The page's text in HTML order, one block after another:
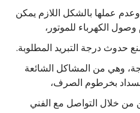
وعدم عملها بالشكل اللازم يمكن
الكهرباء للموتور،
حدوث درجة التبريد المطلوبة.
وهي من المشاكل الشائعة
بخرطوم الصرف،
خلال التواصل مع الفني